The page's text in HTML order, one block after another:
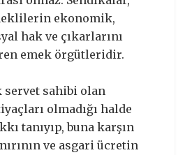
ekonomik,
hak ve çıkarlarını
emek örgütleridir.
sahibi olan
olmadığı halde
tanıyıp, buna karşın
ve asgari ücretin